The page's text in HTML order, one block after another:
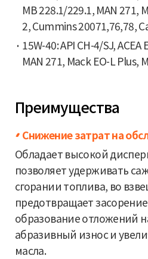
MB 228.1/229.1, MAN 271,
2, Cummins 20071,76,78,
15W-40: API CH-4/SJ, ACEA
MAN 271, Mack EO-L Plus,
Преимущества
Снижение затрат на
Обладает высокой
позволяет удерживать
сгорании топлива, во
предотвращает
образование отложений
абразивный износ и
масла.